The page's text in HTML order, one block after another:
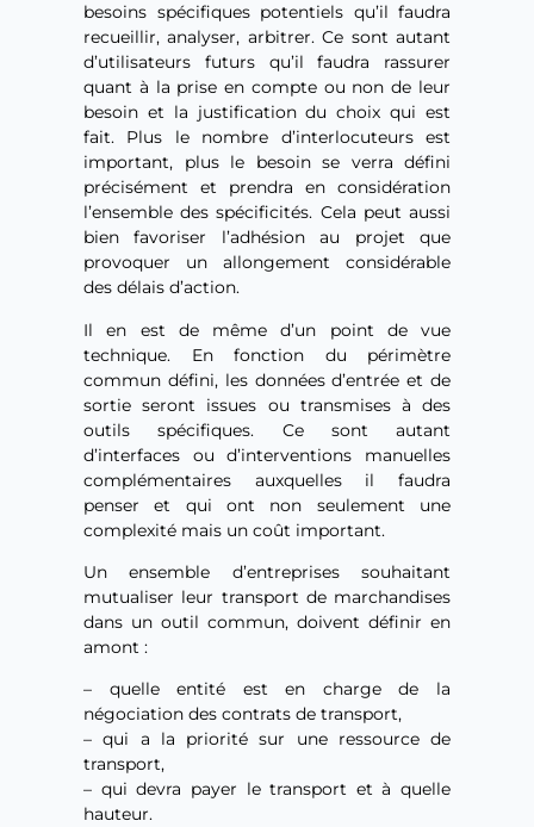
besoins spécifiques potentiels qu’il faudra
recueillir, analyser, arbitrer. Ce sont autant
d’utilisateurs futurs qu’il faudra rassurer
quant à la prise en compte ou non de leur
besoin et la justification du choix qui est
fait. Plus le nombre d’interlocuteurs est
important, plus le besoin se verra défini
précisément et prendra en considération
l’ensemble des spécificités. Cela peut aussi
bien favoriser l’adhésion au projet que
provoquer un allongement considérable
des délais d’action.
Il en est de même d’un point de vue
technique. En fonction du périmètre
commun défini, les données d’entrée et de
sortie seront issues ou transmises à des
outils spécifiques. Ce sont autant
d’interfaces ou d’interventions manuelles
complémentaires auxquelles il faudra
penser et qui ont non seulement une
complexité mais un coût important.
Un ensemble d’entreprises souhaitant
mutualiser leur transport de marchandises
dans un outil commun, doivent définir en
amont :
– quelle entité est en charge de la
négociation des contrats de transport,
– qui a la priorité sur une ressource de
transport,
– qui devra payer le transport et à quelle
hauteur.